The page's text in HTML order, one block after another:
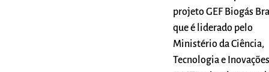
projeto GEF Biogás
que é liderado pelo
Ministério da Ciência,
Tecnologia e Inovações